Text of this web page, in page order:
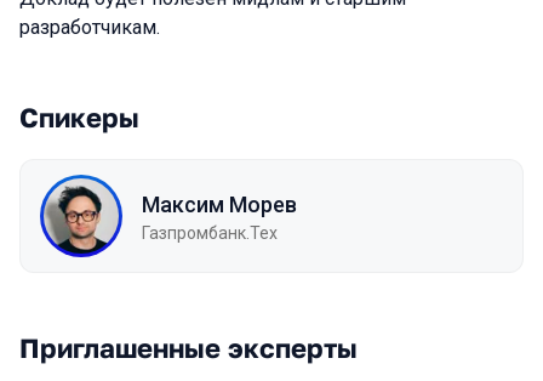
разработчикам.
Спикеры
Максим Морев
Газпромбанк.Тех
Приглашенные эксперты